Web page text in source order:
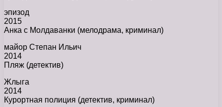
эпизод
2015
Анка с Молдаванки (мелодрама, криминал)
майор Степан Ильич
2014
Пляж (детектив)
Жлыга
2014
Курортная полиция (детектив, криминал)